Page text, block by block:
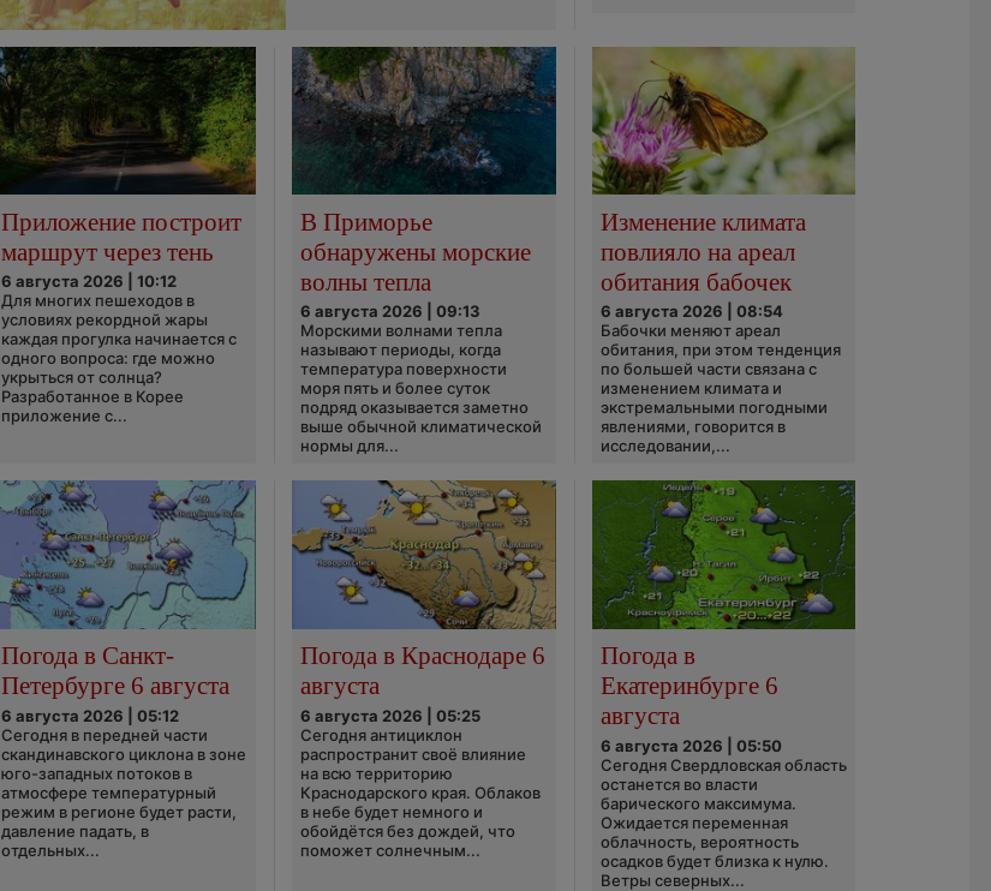
Приложение построит
маршрут через тень
6 августа 2026 | 10:12
Для многих пешеходов в
условиях рекордной жары
каждая прогулка начинается с
одного вопроса: где можно
укрыться от солнца?
Разработанное в Корее
приложение с...
В Приморье
обнаружены морские
волны тепла
6 августа 2026 | 09:13
Морскими волнами тепла
называют периоды, когда
температура поверхности
моря пять и более суток
подряд оказывается заметно
выше обычной климатической
нормы для...
Изменение климата
повлияло на ареал
обитания бабочек
6 августа 2026 | 08:54
Бабочки меняют ареал
обитания, при этом тенденция
по большей части связана с
изменением климата и
экстремальными погодными
явлениями, говорится в
исследовании,...
Погода в Санкт-
Петербурге 6 августа
6 августа 2026 | 05:12
Сегодня в передней части
скандинавского циклона в зоне
юго-западных потоков в
атмосфере температурный
режим в регионе будет расти,
давление падать, в
отдельных...
Погода в Краснодаре 6
августа
6 августа 2026 | 05:25
Сегодня антициклон
распространит своё влияние
на всю территорию
Краснодарского края. Облаков
в небе будет немного и
обойдётся без дождей, что
поможет солнечным...
Погода в
Екатеринбурге 6
августа
6 августа 2026 | 05:50
Сегодня Свердловская область
останется во власти
барического максимума.
Ожидается переменная
облачность, вероятность
осадков будет близка к нулю.
Ветры северных...